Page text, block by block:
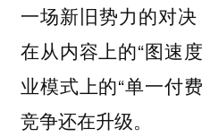
一场新旧势力的对
在从内容上的“图速
业模式上的“单一付
竞争还在升级。